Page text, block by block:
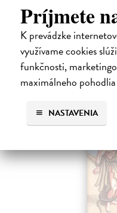
Príjmete
K prevádzke
využívame cookies
funkčnosti,
maximálneho
NASTAVENIA
Dodávateľ nemá titul na
17,95 €
18,51 € ?